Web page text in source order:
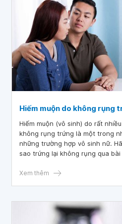
Hiếm muộn do không rụng
Hiếm muộn (vô sinh) do rất
không rụng trứng là một trong
những trường hợp vô sinh nữ.
sao trứng lại không rụng qua
Xem thêm